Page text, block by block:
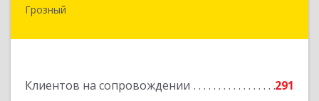
Грозный
Клиентов на сопровождении
291
Подробнее